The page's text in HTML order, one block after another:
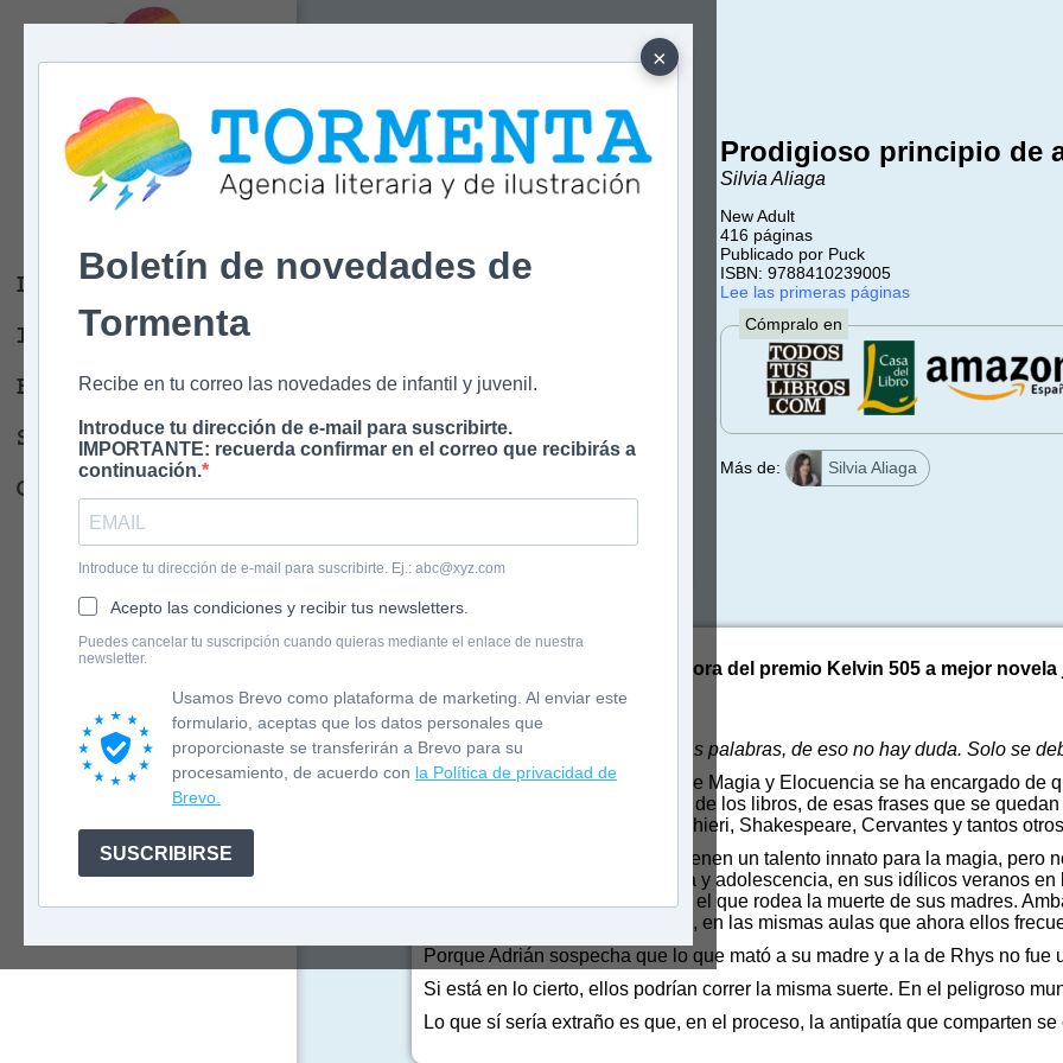
×
Boletín de novedades de
Tormenta
Recibe en tu correo las novedades de infantil y juvenil.
Introduce tu dirección de e-mail para suscribirte.
IMPORTANTE: recuerda confirmar en el correo que recibirás a
continuación.
Introduce tu dirección de e-mail para suscribirte. Ej.: abc@xyz.com
Acepto las condiciones y recibir tus newsletters.
Puedes cancelar tu suscripción cuando quieras mediante el enlace de nuestra
newsletter.
Usamos Brevo como plataforma de marketing. Al enviar este
formulario, aceptas que los datos personales que
proporcionaste se transferirán a Brevo para su
procesamiento, de acuerdo con la Política de privacidad de
Brevo.
SUSCRIBIRSE
Tormenta
Agencia literaria
Libros
Ilustradores
Escritores
Sobre nosotros
Contacto
English version
Newsletter
Prodigioso principio de
Silvia Aliaga
New Adult
416 páginas
Publicado por Puck
ISBN: 9788410239005
Lee las primeras páginas
Cómpralo en
Más de: Silvia Aliaga
Novela ganadora del premio Kelvin 505 a mejor
Hay magia en las palabras, de eso no hay duda. Solo se
Durante siglos, la Universidad de Magia y Elocuencia se ha encargado de
hacer uso del poder que emana de los libros, de esas frases que se
literatura es capaz de crear: Alighieri, Shakespeare, Cervantes y tantos
Adrián Montes y Rhys Cooper tienen un talento innato para la magia, pero
evitarse durante toda su infancia y adolescencia, en sus idílicos veranos
juntos para resolver un misterio: el que rodea la muerte de sus madres.
con sus vidas quince años atrás, en las mismas aulas que ahora ellos
Porque Adrián sospecha que lo que mató a su madre y a la de Rhys no
Si está en lo cierto, ellos podrían correr la misma suerte. En el peligroso
Lo que sí sería extraño es que, en el proceso, la antipatía que comparten